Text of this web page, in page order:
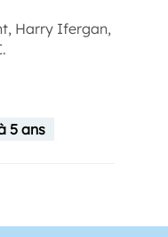
, Harry Ifergan,
5 ans